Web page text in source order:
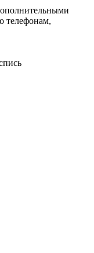
телефонам,